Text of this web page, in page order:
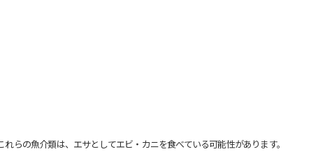
の魚介類は、エサとしてエビ・カニを食べている可能性があります。